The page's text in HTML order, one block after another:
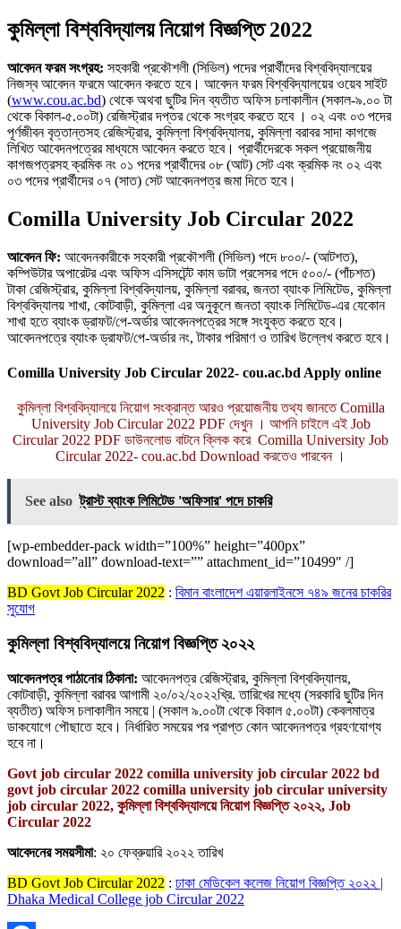
কুমিল্লা বিশ্ববিদ্যালয় নিয়োগ বিজ্ঞপ্তি 2022
আবেদন ফরম সংগ্রহ: সহকারী প্রকৌশলী (সিভিল) পদের প্রার্থীদের বিশ্ববিদ্যালয়ের
নিজস্ব আবেদন ফরমে আবেদন করতে হবে। আবেদন ফরম বিশ্ববিদ্যালয়ের ওয়েব সাইট
(www.cou.ac.bd) থেকে অথবা ছুটির দিন ব্যতীত অফিস চলাকালীন (সকাল-৯.০০ টা
থেকে বিকাল-৫.০০টা) রেজিস্ট্রার দপ্তর থেকে সংগ্রহ করতে হবে । ০২ এবং ০৩ পদের
পূর্ণজীবন বৃত্তান্তসহ রেজিস্ট্রার, কুমিল্লা বিশ্ববিদ্যালয়, কুমিল্লা বরাবর সাদা কাগজে
লিখিত আবেদনপত্রের মাধ্যমে আবেদন করতে হবে। প্রার্থীদেরকে সকল প্রয়ােজনীয়
কাগজপত্রসহ ক্রমিক নং ০১ পদের প্রার্থীদের ০৮ (আট) সেট এবং ক্রমিক নং ০২ এবং
০৩ পদের প্রার্থীদের ০৭ (সাত) সেট আবেদনপত্র জমা দিতে হবে।
Comilla University Job Circular 2022
আবেদন ফি: আবেদনকারীকে সহকারী প্রকৌশলী (সিভিল) পদে ৮০০/- (আটশত),
কম্পিউটার অপারেটর এবং অফিস এসিসটেন্ট কাম ডাটা প্রসেসর পদে ৫০০/- (পাঁচশত)
টাকা রেজিস্ট্রার, কুমিল্লা বিশ্ববিদ্যালয়, কুমিল্লা বরাবর, জনতা ব্যাংক লিমিটেড, কুমিল্লা
বিশ্ববিদ্যালয় শাখা, কোটবাড়ী, কুমিল্লা এর অনুকূলে জনতা ব্যাংক লিমিটেড-এর যেকোন
শাখা হতে ব্যাংক ড্রাফট/পে-অর্ডার আবেদনপত্রের সঙ্গে সংযুক্ত করতে হবে।
আবেদনপত্রে ব্যাংক ড্রাফট/পে-অর্ডার নং, টাকার পরিমাণ ও তারিখ উল্লেখ করতে হবে।
Comilla University Job Circular 2022- cou.ac.bd Apply online
কুমিল্লা বিশ্ববিদ্যালয়ে নিয়োগ সংক্রান্ত আরও প্রয়োজনীয় তথ্য জানতে Comilla
University Job Circular 2022 PDF দেখুন । আপনি চাইলে এই Job
Circular 2022 PDF ডাউনলোড বাটনে ক্লিক করে Comilla University Job
Circular 2022- cou.ac.bd Download করতেও পারবেন ।
See also ট্রাস্ট ব্যাংক লিমিটেড 'অফিসার' পদে চাকরি
[wp-embedder-pack width=”100%” height=”400px”
download=”all” download-text=”” attachment_id=”10499″ /]
BD Govt Job Circular 2022 : বিমান বাংলাদেশ এয়ারলাইনসে ৭৪৯ জনের চাকরির
সুযােগ
কুমিল্লা বিশ্ববিদ্যালয়ে নিয়োগ বিজ্ঞপ্তি ২০২২
আবেদনপত্র পাঠানোর ঠিকানা: আবেদনপত্র রেজিস্ট্রার, কুমিল্লা বিশ্ববিদ্যালয়,
কোটবাড়ী, কুমিল্লা বরাবর আগামী ২০/০২/২০২২খ্রি. তারিখের মধ্যে (সরকারি ছুটির দিন
ব্যতীত) অফিস চলাকালীন সময়ে | (সকাল ৯.০০টা থেকে বিকাল ৫.০০টা) কেবলমাত্র
ডাকযােগে পৌছাতে হবে। নির্ধারিত সময়ের পর প্রাপ্ত কোন আবেদনপত্র গ্রহণযােগ্য
হবে না।
Govt job circular 2022 comilla university job circular 2022 bd
govt job circular 2022 comilla university job circular university
job circular 2022, কুমিল্লা বিশ্ববিদ্যালয়ে নিয়োগ বিজ্ঞপ্তি ২০২২, Job
Circular 2022
আবেদনের সময়সীমা: ২০ ফেব্রুয়ারি ২০২২ তারিখ
BD Govt Job Circular 2022 : ঢাকা মেডিকেল কলেজ নিয়োগ বিজ্ঞপ্তি ২০২২ |
Dhaka Medical College job Circular 2022